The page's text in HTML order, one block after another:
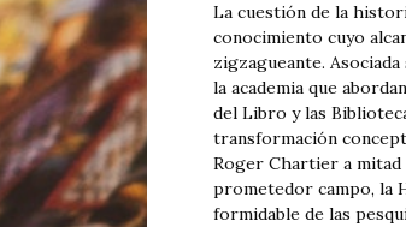
La cuestión de la
conocimiento cuyo
zigzagueante.
la academia que
del Libro y las
transformación
Roger Chartier a mitad
prometedor campo, la
formidable de las